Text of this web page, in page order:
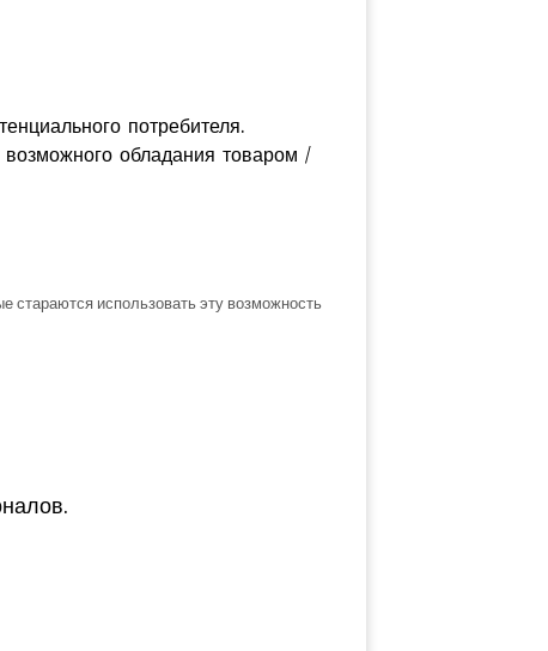
потребителя.
обладания товаром /
стараются использовать эту возможность